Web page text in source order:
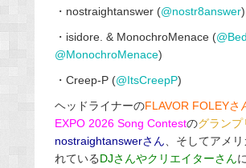
・nostraightanswer (@nostr8answer)
・isidore. & MonochroMenace (
@MonochroMenace)
・Creep-P (@ItsCreepP)
ヘッドライナーのFLAVOR FOLEYさ
EXPO 2026 Song Contestのグランプ
nostraightanswerさん 、そしてアメ
れているDJさんやクリエイターさん